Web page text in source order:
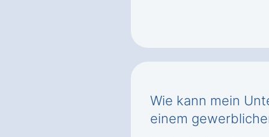
Wie kann mein
einem